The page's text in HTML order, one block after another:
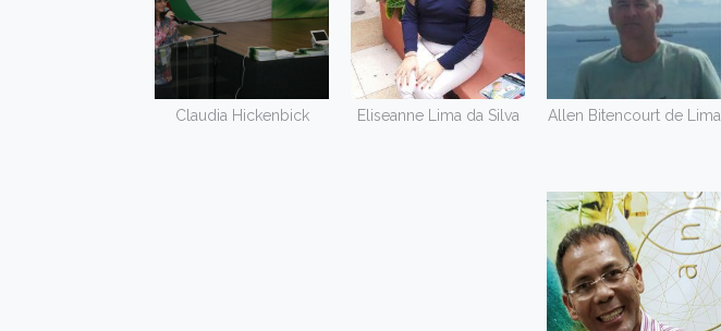
Claudia Hickenbick Eliseanne Lima da Silva Allen Bitencourt de Lima